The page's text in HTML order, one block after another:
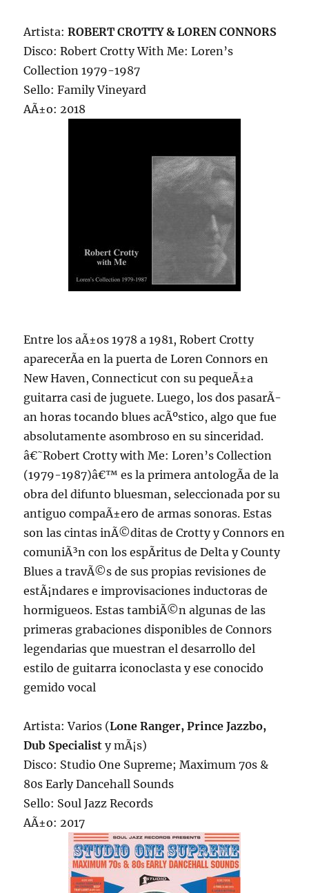
Artista:ROBERT CROTTY & LOREN CONNORS
Disco: Robert Crotty With Me: Loren’s
Collection 1979-1987
Sello: Family Vineyard
AÃ±o: 2018
Entre los aÃ±os 1978 a 1981, Robert Crotty
aparecerÃ­a en la puerta de Loren Connors en
New Haven, Connecticut con su pequeÃ±a
guitarra casi de juguete. Luego, los dos pasarÃ­
an horas tocando blues acÃºstico, algo que fue
absolutamente asombroso en su sinceridad.
â€˜Robert Crotty with Me: Loren’s Collection
(1979-1987)â€™ es la primera antologÃ­a de la
obra del difunto bluesman, seleccionada por su
antiguo compaÃ±ero de armas sonoras. Estas
son las cintas inÃ©ditas de Crotty y Connors en
comuniÃ³n con los espÃ­ritus de Delta y County
Blues a travÃ©s de sus propias revisiones de
estÃ¡ndares e improvisaciones inductoras de
hormigueos. Estas tambiÃ©n algunas de las
primeras grabaciones disponibles de Connors
legendarias que muestran el desarrollo del
estilo de guitarra iconoclasta y ese conocido
gemido vocal
Artista: Varios (Lone Ranger, Prince Jazzbo,
Dub Specialisty mÃ¡s)
Disco: Studio One Supreme; Maximum 70s &
80s Early Dancehall Sounds
Sello: Soul Jazz Records
AÃ±o: 2017